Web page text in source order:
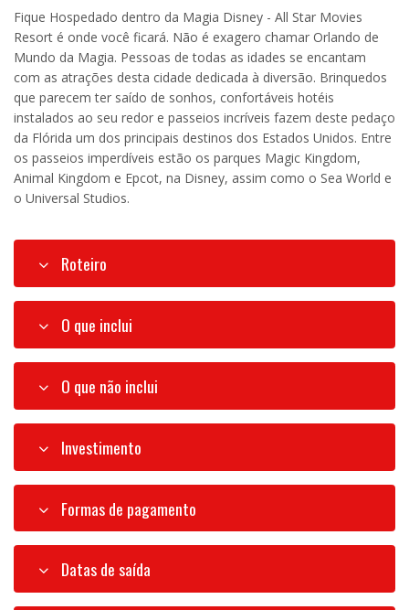
Fique Hospedado dentro da Magia Disney - All Star Movies
Resort é onde você ficará. Não é exagero chamar Orlando de
Mundo da Magia. Pessoas de todas as idades se encantam
com as atrações desta cidade dedicada à diversão. Brinquedos
que parecem ter saído de sonhos, confortáveis hotéis
instalados ao seu redor e passeios incríveis fazem deste pedaço
da Flórida um dos principais destinos dos Estados Unidos. Entre
os passeios imperdíveis estão os parques Magic Kingdom,
Animal Kingdom e Epcot, na Disney, assim como o Sea World e
o Universal Studios.
Roteiro
O que inclui
O que não inclui
Investimento
Formas de pagamento
Datas de saída